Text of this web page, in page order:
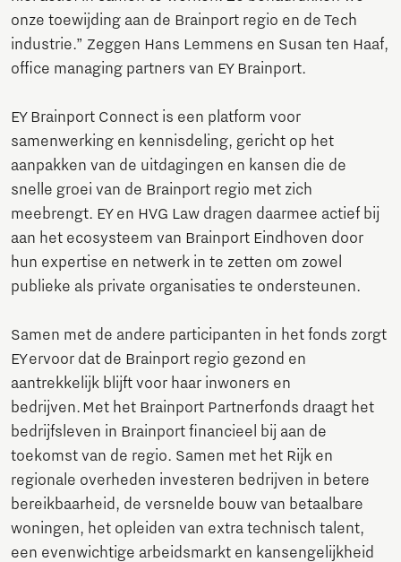
onze toewijding aan de Brainport regio en de Tech
industrie.” Zeggen Hans Lemmens en Susan ten Haaf,
office managing partners van EY Brainport.
EY Brainport Connect is een platform voor
samenwerking en kennisdeling, gericht op het
aanpakken van de uitdagingen en kansen die de
snelle groei van de Brainport regio met zich
meebrengt. EY en HVG Law dragen daarmee actief bij
aan het ecosysteem van Brainport Eindhoven door
hun expertise en netwerk in te zetten om zowel
publieke als private organisaties te ondersteunen.
Samen met de andere participanten in het fonds zorgt
EY ervoor dat de Brainport regio gezond en
aantrekkelijk blijft voor haar inwoners en
bedrijven. Met het Brainport Partnerfonds draagt het
bedrijfsleven in Brainport financieel bij aan de
toekomst van de regio. Samen met het Rijk en
regionale overheden investeren bedrijven in betere
bereikbaarheid, de versnelde bouw van betaalbare
woningen, het opleiden van extra technisch talent,
een evenwichtige arbeidsmarkt en kansengelijkheid